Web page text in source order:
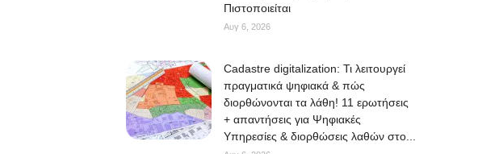
Πιστοποιείται
Αυγ 6, 2026
Cadastre digitalization: Τι λειτουργεί
πραγματικά ψηφιακά & πώς
διορθώνονται τα λάθη! 11 ερωτήσεις
+ απαντήσεις για Ψηφιακές
Υπηρεσίες & διορθώσεις λαθών στο...